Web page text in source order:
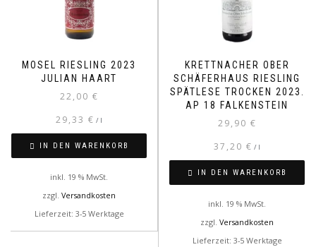
MOSEL RIESLING 2023
JULIAN HAART
22,00 €
29,33 € / l
IN DEN WARENKORB
inkl. 19 % MwSt.
zzgl. Versandkosten
Lieferzeit: 3-5 Werktage
KRETTNACHER OBER
SCHÄFERHAUS RIESLING
SPÄTLESE TROCKEN 2023.
AP 18 FALKENSTEIN
29,90 €
37,20 € / l
IN DEN WARENKORB
inkl. 19 % MwSt.
zzgl. Versandkosten
Lieferzeit: 3-5 Werktage